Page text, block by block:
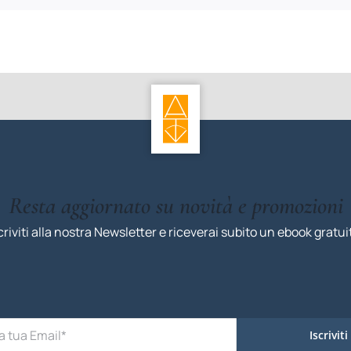
Resta aggiornato su novità e promozioni
alla nostra Newsletter e riceverai subito un ebook
Iscriviti